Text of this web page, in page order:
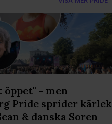
öppet" - men
Pride sprider kärlek
& danska Soren